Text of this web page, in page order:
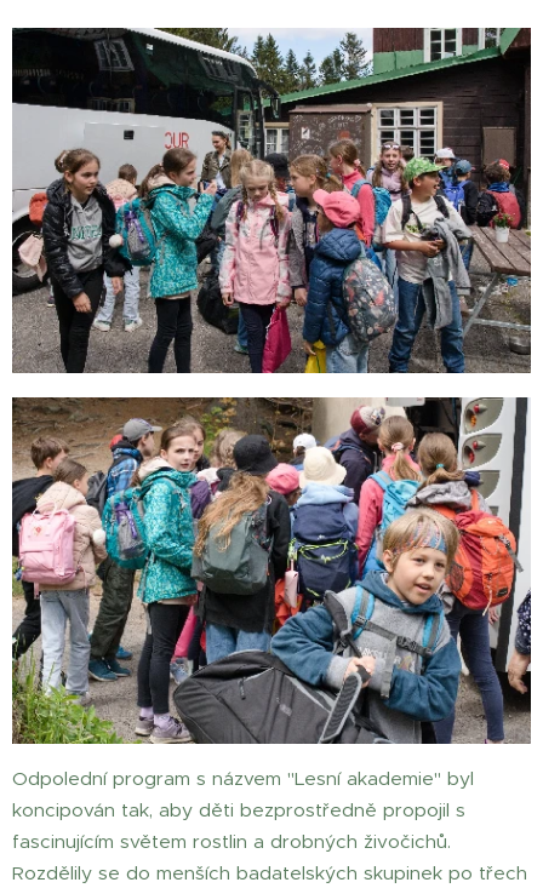
Odpolední program s názvem "Lesní akademie" byl
koncipován tak, aby děti bezprostředně propojil s
fascinujícím světem rostlin a drobných živočichů.
Rozdělily se do menších badatelských skupinek po třech